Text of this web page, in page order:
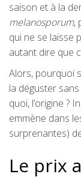
saison et à la
melanosporum,
qui ne se laisse
autant dire que
Alors, pourquoi
la déguster sans
quoi, l’origine ?
emmène dans
surprenantes)
Le prix